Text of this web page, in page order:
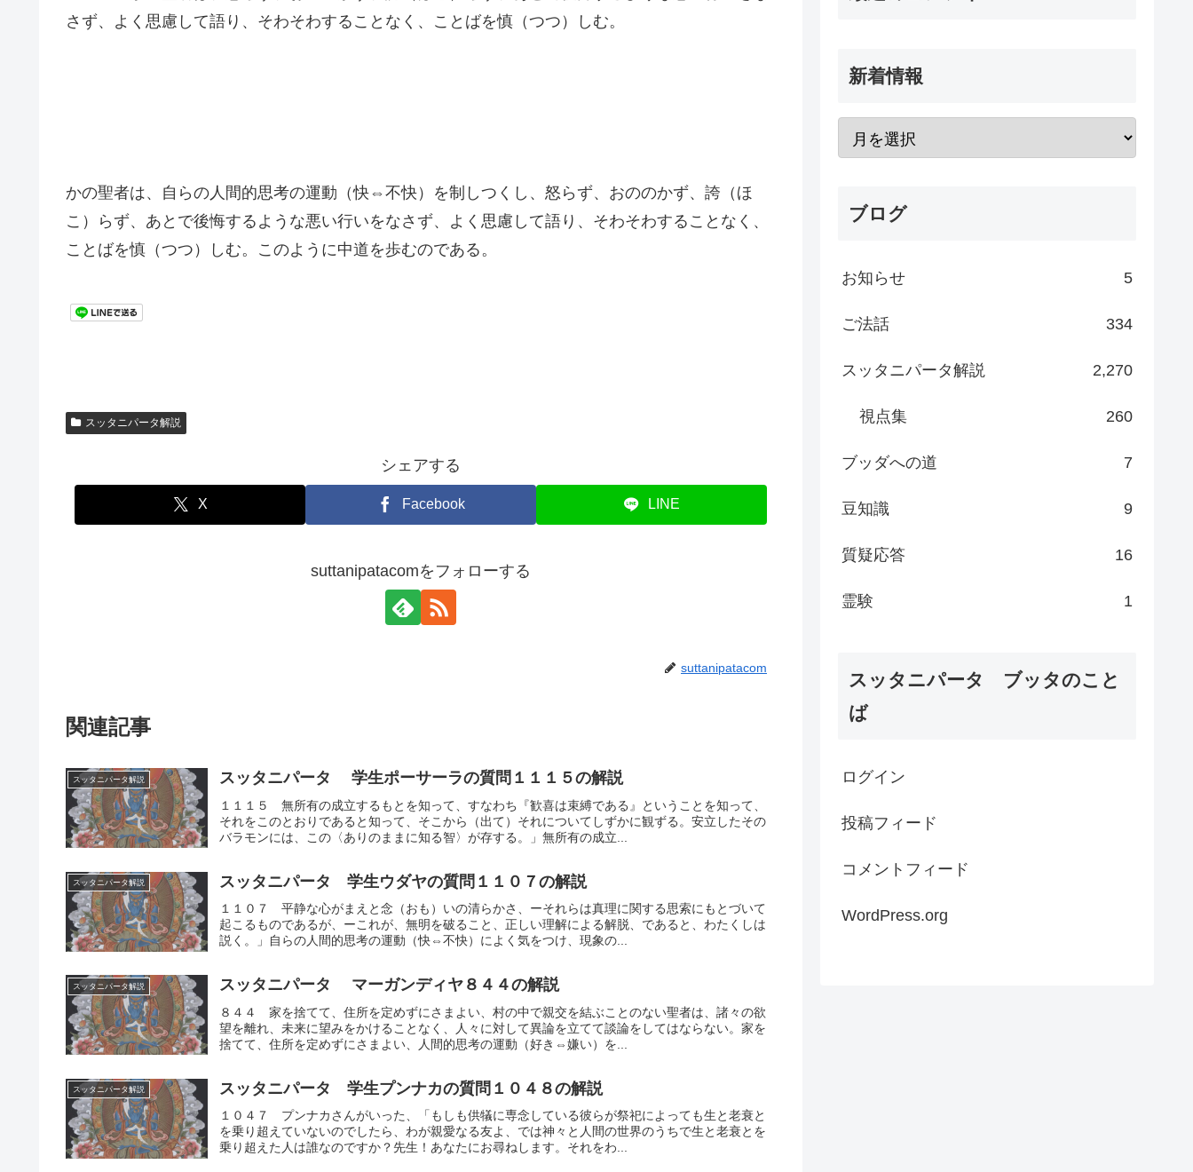
さず、よく思慮して語り、そわそわすることなく、ことばを慎（つつ）しむ。
かの聖者は、自らの人間的思考の運動（快⇔不快）を制しつくし、怒らず、おののかず、誇（ほ
こ）らず、あとで後悔するような悪い行いをなさず、よく思慮して語り、そわそわすることなく、
ことばを慎（つつ）しむ。このように中道を歩むのである。
スッタニパータ解説
シェアする
X Facebook LINE
suttanipatacomをフォローする
suttanipatacom
関連記事
スッタニパータ解説 スッタニパータ 学生ポーサーラの質問１１１５の解説
１１１５ 無所有の成立するもとを知って、すなわち『歓喜は束縛である』ということを知って、
それをこのとおりであると知って、そこから（出て）それについてしずかに観ずる。安立したその
バラモンには、この〈ありのままに知る智〉が存する。」無所有の成立...
スッタニパータ解説 スッタニパータ 学生ウダヤの質問１１０７の解説
１１０７ 平静な心がまえと念（おも）いの清らかさ、ーそれらは真理に関する思索にもとづいて
起こるものであるが、ーこれが、無明を破ること、正しい理解による解脱、であると、わたくしは
説く。」自らの人間的思考の運動（快⇔不快）によく気をつけ、現象の...
スッタニパータ解説 スッタニパータ マーガンディヤ８４４の解説
８４４ 家を捨てて、住所を定めずにさまよい、村の中で親交を結ぶことのない聖者は、諸々の欲
望を離れ、未来に望みをかけることなく、人々に対して異論を立てて談論をしてはならない。家を
捨てて、住所を定めずにさまよい、人間的思考の運動（好き⇔嫌い）を...
スッタニパータ解説 スッタニパータ 学生プンナカの質問１０４８の解説
１０４７ プンナカさんがいった、「もしも供犠に専念している彼らが祭祀によっても生と老衰と
を乗り超えていないのでしたら、わが親愛なる友よ、では神々と人間の世界のうちで生と老衰とを
乗り超えた人は誰なのですか？先生！あなたにお尋ねします。それをわ...
新着情報
ブログ
お知らせ 5
ご法話 334
スッタニパータ解説 2,270
視点集 260
ブッダへの道 7
豆知識 9
質疑応答 16
霊験 1
スッタニパータ ブッタのこと
ば
ログイン
投稿フィード
コメントフィード
WordPress.org